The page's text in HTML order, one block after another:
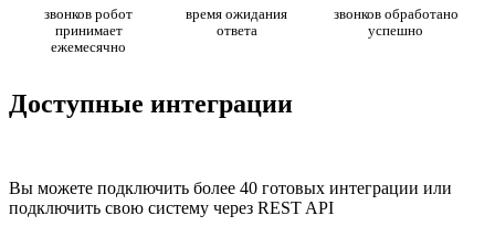
звонков робот
принимает
ежемесячно
время ожидания
ответа
звонков обработано
успешно
Доступные интеграции
Вы можете подключить более 40 готовых интеграции или
подключить свою систему через REST API